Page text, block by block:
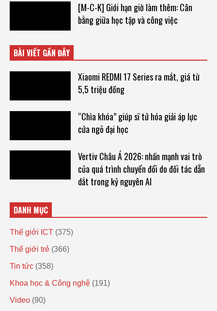
[M-C-K] Giới hạn giờ làm thêm: Cân
bằng giữa học tập và công việc
BÀI VIẾT GẦN ĐÂY
Xiaomi REDMI 17 Series ra mắt, giá từ
5,5 triệu đồng
“Chìa khóa” giúp sĩ tử hóa giải áp lực
cửa ngõ đại học
Vertiv Châu Á 2026: nhấn mạnh vai trò
của quá trình chuyển đổi do đối tác dẫn
dắt trong kỷ nguyên AI
DANH MỤC
Thế giới ICT (375)
Thế giới trẻ (366)
Tin tức (358)
Khoa học & Công nghệ (191)
Video (90)